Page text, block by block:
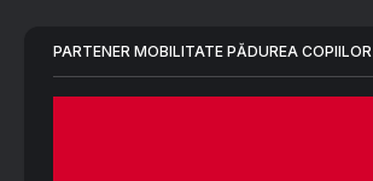
PARTENER MOBILITATE PĂDUREA COPIILOR